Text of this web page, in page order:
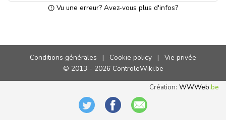
Vu une erreur? Avez-vous plus d'infos?
Conditions générales | Cookie policy |
Vie privée
© 2013 - 2026 ControleWiki.be
Création:WWWeb.be